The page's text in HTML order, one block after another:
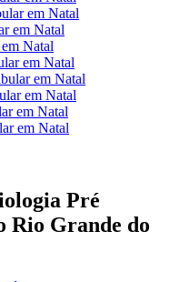
em Natal
em Natal
Natal
em Natal
em Natal
em Natal
em Natal
em Natal
Pré
Rio Grande do